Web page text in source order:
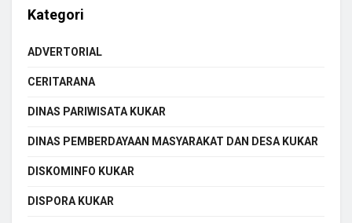
Kategori
ADVERTORIAL
CERITARANA
DINAS PARIWISATA KUKAR
DINAS PEMBERDAYAAN MASYARAKAT DAN DESA KUKAR
DISKOMINFO KUKAR
DISPORA KUKAR